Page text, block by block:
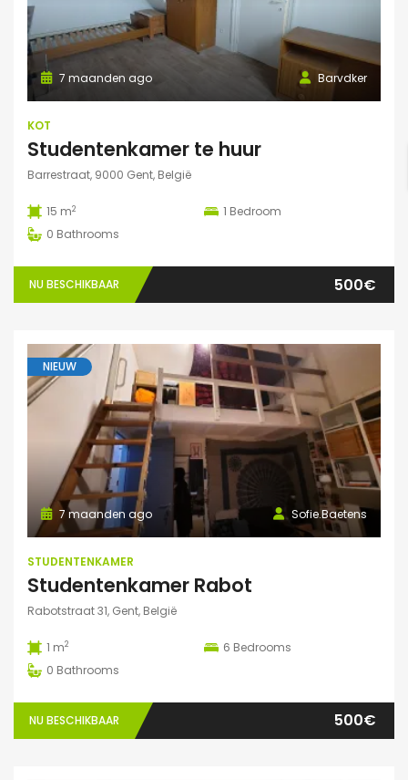
Barvdker
7 maanden ago
KOT
Studentenkamer te huur
Barrestraat, 9000 Gent, België
15 m2 1 Bedroom
0 Bathrooms
NU BESCHIKBAAR 500€
NIEUW
Sofie.Baetens
7 maanden ago
STUDENTENKAMER
Studentenkamer Rabot
Rabotstraat 31, Gent, België
1 m2 6 Bedrooms
0 Bathrooms
NU BESCHIKBAAR 500€